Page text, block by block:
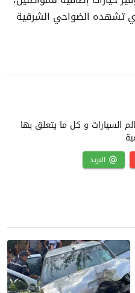
تشهده الضواحي الشرقية
و كل ما يتعلق بها
البريد